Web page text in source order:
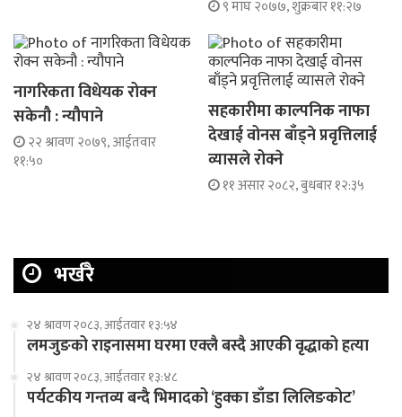
९ माघ २०७७, शुक्रबार ११:२७
नागरिकता विधेयक रोक्न
सकेनौ : न्यौपाने
२२ श्रावण २०७९, आईतवार
११:५०
सहकारीमा काल्पनिक नाफा
देखाई वोनस बाँड्ने प्रवृत्तिलाई
व्यासले रोक्ने
११ असार २०८२, बुधबार १२:३५
भर्खरै
२४ श्रावण २०८३, आईतवार १३:५४
लमजुङको राइनासमा घरमा एक्लै बस्दै आएकी वृद्धाको हत्या
२४ श्रावण २०८३, आईतवार १३:४८
पर्यटकीय गन्तव्य बन्दै भिमादको ‘हुक्का डाँडा लिलिङकोट’